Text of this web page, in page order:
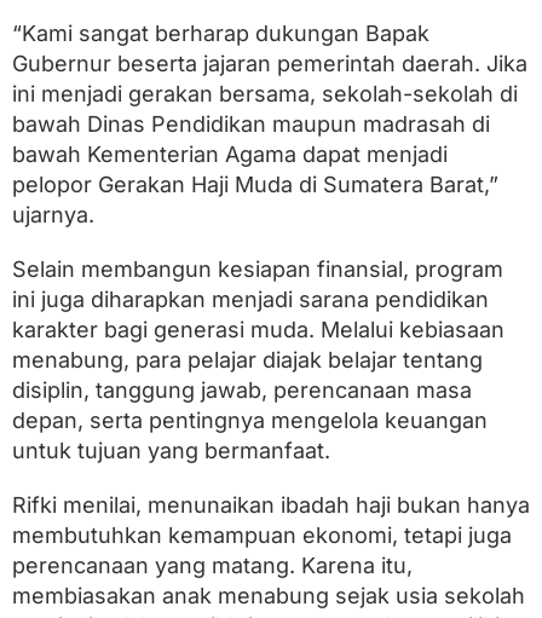
“Kami sangat berharap dukungan Bapak
Gubernur beserta jajaran pemerintah daerah. Jika
ini menjadi gerakan bersama, sekolah-sekolah di
bawah Dinas Pendidikan maupun madrasah di
bawah Kementerian Agama dapat menjadi
pelopor Gerakan Haji Muda di Sumatera Barat,”
ujarnya.
Selain membangun kesiapan finansial, program
ini juga diharapkan menjadi sarana pendidikan
karakter bagi generasi muda. Melalui kebiasaan
menabung, para pelajar diajak belajar tentang
disiplin, tanggung jawab, perencanaan masa
depan, serta pentingnya mengelola keuangan
untuk tujuan yang bermanfaat.
Rifki menilai, menunaikan ibadah haji bukan hanya
membutuhkan kemampuan ekonomi, tetapi juga
perencanaan yang matang. Karena itu,
membiasakan anak menabung sejak usia sekolah